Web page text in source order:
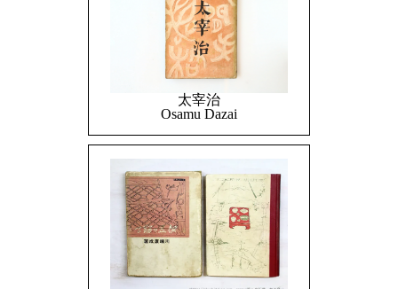
太宰治
Osamu Dazai